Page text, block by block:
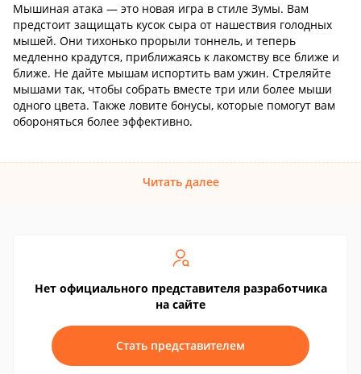
Мышиная атака — это новая игра в стиле Зумы. Вам
предстоит защищать кусок сыра от нашествия голодных
мышей. Они тихонько прорыли тоннель, и теперь
медленно крадутся, приближаясь к лакомству все ближе и
ближе. Не дайте мышам испортить вам ужин. Стреляйте
мышами так, чтобы собрать вместе три или более мыши
одного цвета. Также ловите бонусы, которые помогут вам
обороняться более эффективно.
Читать далее
Нет официального представителя разработчика
на сайте
Стать представителем